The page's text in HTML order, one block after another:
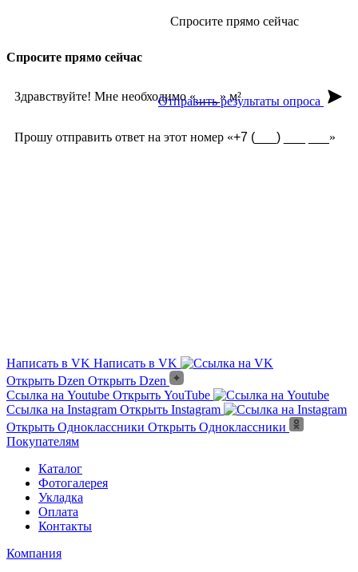
Спросите прямо сейчас
Спросите прямо сейчас
Здравствуйте! Мне необходимо « » м²
Прошу отправить ответ на этот номер « »
Отправить результаты опроса
Написать в VK Написать в VK
Открыть Dzen Открыть Dzen
Ссылка на Youtube Открыть YouTube
Ссылка на Instagram Открыть Instagram
Открыть Одноклассники Открыть Одноклассники
Покупателям
Каталог
Фотогалерея
Укладка
Оплата
Контакты
Компания